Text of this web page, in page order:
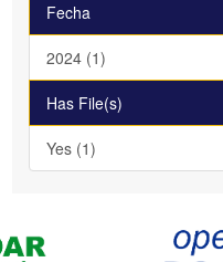
Fecha
2024 (1)
Has File(s)
Yes (1)